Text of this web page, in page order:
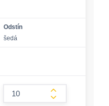
Odstín
šedá
form.increase-